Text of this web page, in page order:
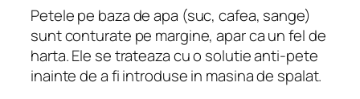
Petele pe baza de apa (suc, cafea, sange)
sunt conturate pe margine, apar ca un fel de
harta. Ele se trateaza cu o solutie anti-pete
inainte de a fi introduse in masina de spalat.